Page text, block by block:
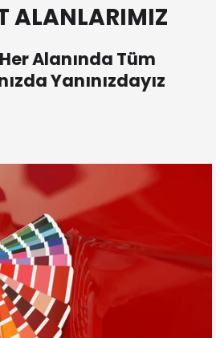
ALANLARIMIZ
Alanında Tüm
Yanınızdayız